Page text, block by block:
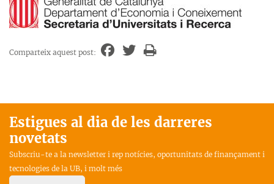
Comparteix aquest post:
Estigues al dia de les darreres
novetats
Subscriu-te a la newsletter i rep notícies, oportunitats de finançament i
tecnologies de la UB, i molt més